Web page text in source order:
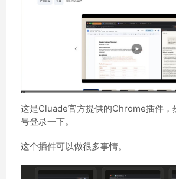
这是Cluade官方提供的Chrome插件，
号登录一下。
这个插件可以做很多事情。